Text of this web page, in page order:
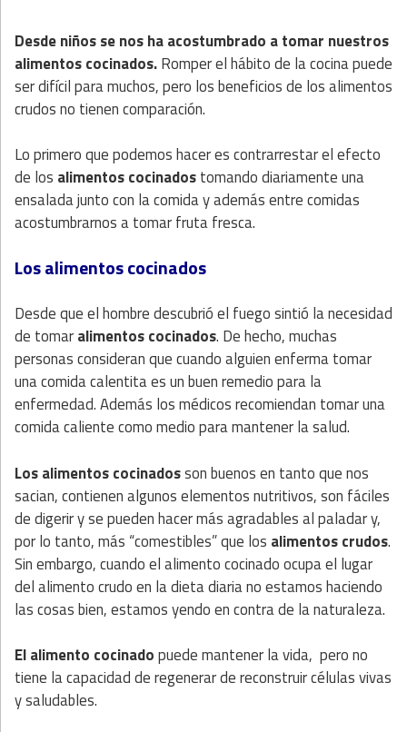
Desde niños se nos ha acostumbrado a tomar nuestros
alimentos cocinados.Romper el hábito de la cocina puede
ser difícil para muchos, pero los beneficios de los alimentos
crudos no tienen comparación.
Lo primero que podemos hacer es contrarrestar el efecto
de los alimentos cocinadostomando diariamente una
ensalada junto con la comida y además entre comidas
acostumbrarnos a tomar fruta fresca.
Los alimentos cocinados
Desde que el hombre descubrió el fuego sintió la necesidad
de tomaralimentos cocinados. De hecho, muchas
personas consideran que cuando alguien enferma tomar
una comida calentita es un buen remedio para la
enfermedad. Además los médicos recomiendan tomar una
comida caliente como medio para mantener la salud.
Los alimentos cocinadosson buenos en tanto que nos
sacian, contienen algunos elementos nutritivos, son fáciles
de digerir y se pueden hacer más agradables al paladar y,
por lo tanto, más “comestibles” que los alimentos crudos.
Sin embargo, cuando el alimento cocinado ocupa el lugar
del alimento crudo en la dieta diaria no estamos haciendo
las cosas bien, estamos yendo en contra de la naturaleza.
El alimento cocinadopuede mantener la vida, pero no
tiene la capacidad de regenerar de reconstruir células vivas
y saludables.